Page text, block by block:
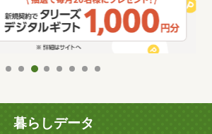
暮らしデータ